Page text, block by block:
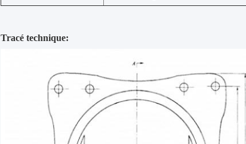
Tracé technique: